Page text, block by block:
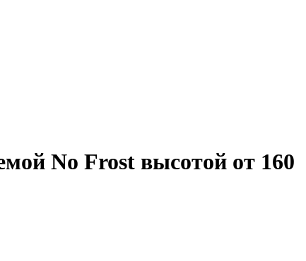
No Frost высотой от 160